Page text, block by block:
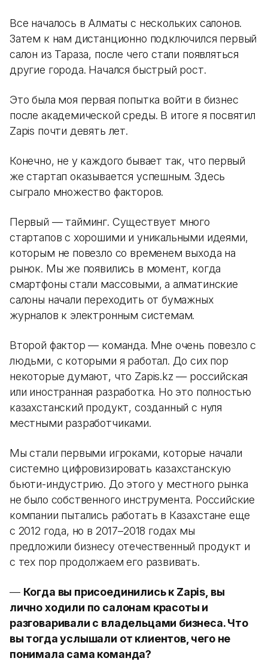
Все началось в Алматы с нескольких салонов.
Затем к нам дистанционно подключился первый
салон из Тараза, после чего стали появляться
другие города. Начался быстрый рост.
Это была моя первая попытка войти в бизнес
после академической среды. В итоге я посвятил
Zapis почти девять лет.
Конечно, не у каждого бывает так, что первый
же стартап оказывается успешным. Здесь
сыграло множество факторов.
Первый — тайминг. Существует много
стартапов с хорошими и уникальными идеями,
которым не повезло со временем выхода на
рынок. Мы же появились в момент, когда
смартфоны стали массовыми, а алматинские
салоны начали переходить от бумажных
журналов к электронным системам.
Второй фактор — команда. Мне очень повезло с
людьми, с которыми я работал. До сих пор
некоторые думают, что Zapis.kz — российская
или иностранная разработка. Но это полностью
казахстанский продукт, созданный с нуля
местными разработчиками.
Мы стали первыми игроками, которые начали
системно цифровизировать казахстанскую
бьюти-индустрию. До этого у местного рынка
не было собственного инструмента. Российские
компании пытались работать в Казахстане еще
с 2012 года, но в 2017–2018 годах мы
предложили бизнесу отечественный продукт и
с тех пор продолжаем его развивать.
— Когда вы присоединились к Zapis, вы
лично ходили по салонам красоты и
разговаривали с владельцами бизнеса. Что
вы тогда услышали от клиентов, чего не
понимала сама команда?